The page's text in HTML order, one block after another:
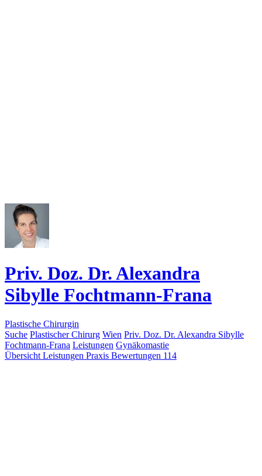
Priv. Doz. Dr. Alexandra
Sibylle Fochtmann-Frana
Plastische Chirurgin
Suche Plastischer Chirurg Wien Priv. Doz. Dr. Alexandra Sibylle
Fochtmann-Frana Leistungen Gynäkomastie
Übersicht Leistungen Praxis Bewertungen 114